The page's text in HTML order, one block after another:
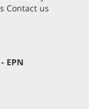
islands Contact us
- EPN